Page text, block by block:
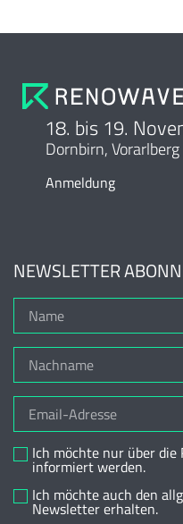
18. bis 19.
Dornbirn, Vorarlberg
Anmeldung
NEWSLETTER
Ich möchte nur über die
informiert werden.
Ich möchte auch den
Newsletter erhalten.